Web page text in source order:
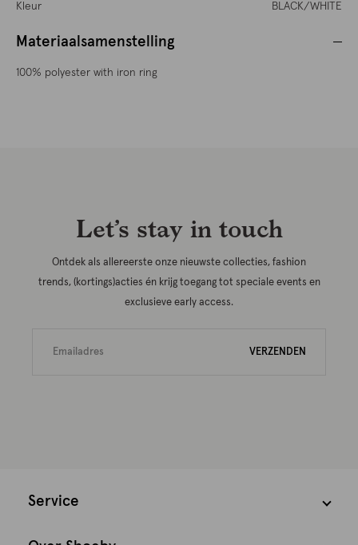
Kleur
BLACK/WHITE
Materiaalsamenstelling
100% polyester with iron ring
Let’s stay in touch
Ontdek als allereerste onze nieuwste collecties, fashion
trends, (kortings)acties én krijg toegang tot speciale events en
exclusieve early access.
VERZENDEN
Service